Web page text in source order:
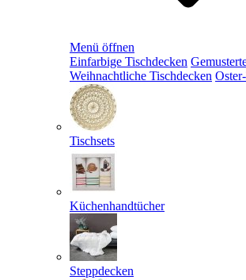
Menü öffnen
Einfarbige Tischdecken
Weihnachtliche Tischdecken
Tischsets
Küchenhandtücher
Steppdecken